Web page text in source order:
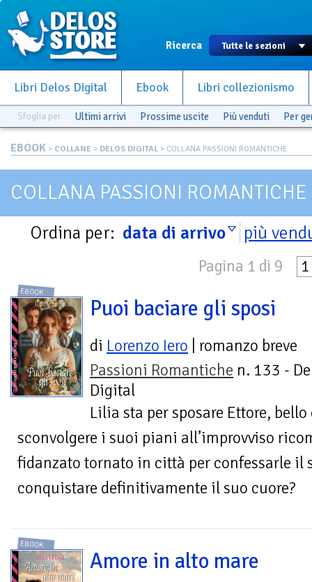
Ricerca
Libri Delos Digital Ebook Libri collezionismo
Sfoglia per Ultimi arrivi Prossime uscite Più venduti Per
EBOOK > COLLANE > DELOS DIGITAL > COLLANA PASSIONI ROMANTICHE
COLLANA PASSIONI ROMANTICHE
Ordina per: data di arrivo più
Pagina 1 di 9 1
EBOOK
Puoi baciare gli sposi
di Lorenzo Iero | romanzo breve
Passioni Romantiche n. 133 -
Digital
Lilia sta per sposare Ettore,
sconvolgere i suoi piani all’improvviso
fidanzato tornato in città per confessarle il
conquistare definitivamente il suo cuore?
EBOOK
Amore in alto mare